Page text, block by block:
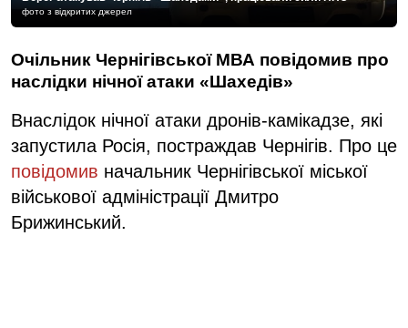
фото з відкритих джерел
Очільник Чернігівської МВА повідомив про
наслідки нічної атаки «Шахедів»
Внаслідок нічної атаки дронів-камікадзе, які
запустила Росія, постраждав Чернігів. Про це
повідомив начальник Чернігівської міської
військової адміністрації Дмитро
Брижинський.